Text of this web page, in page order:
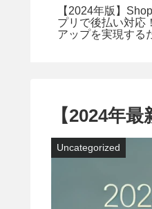
【2024年版】
プリで後払い対応
アップを実現する
【2024年
Uncategorized